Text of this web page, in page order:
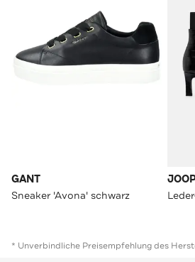
GANT
Sneaker 'Avona' schwarz
* Unverbindliche Preisempfehlung des